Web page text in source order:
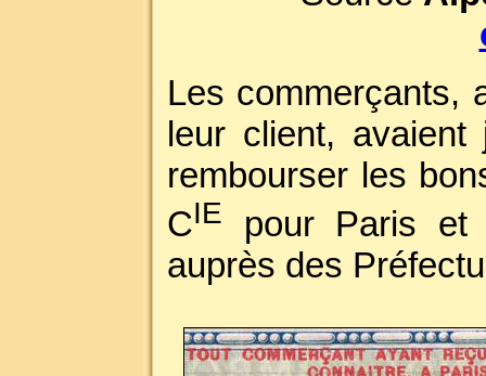
Les commerçants,
leur client,
rembourser les
CIE
pour Paris et
auprès des